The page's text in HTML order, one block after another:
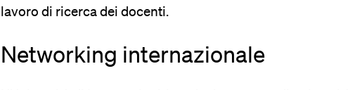
lavoro di ricerca dei docenti.
Networking internazionale